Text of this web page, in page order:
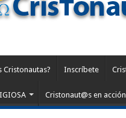
Cristonautas? Inscríbete
Cristonaut@s en acción